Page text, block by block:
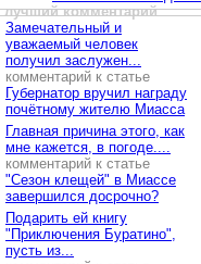
лучший комментарий
Замечательный и
уважаемый человек
получил заслужен...
комментарий к статье
Губернатор вручил награду
почётному жителю Миасса
Главная причина этого, как
мне кажется, в погоде....
комментарий к статье
"Сезон клещей" в Миассе
завершился досрочно?
Подарить ей книгу
"Приключения Буратино",
пусть из...